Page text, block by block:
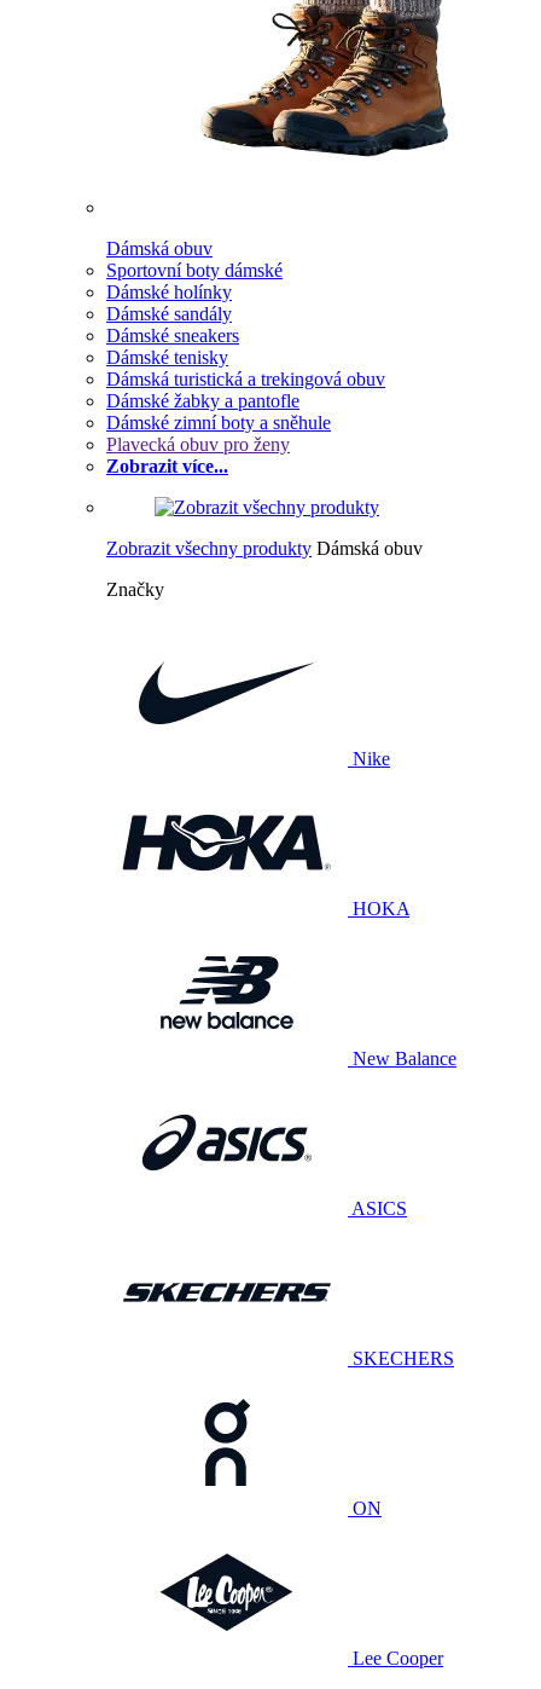
Dámská obuv
Sportovní boty dámské
Dámské holínky
Dámské sandály
Dámské sneakers
Dámské tenisky
Dámská turistická a trekingová obuv
Dámské žabky a pantofle
Dámské zimní boty a sněhule
Plavecká obuv pro ženy
Zobrazit více...
Zobrazit všechny produkty Dámská obuv
Značky
Nike
HOKA
New Balance
ASICS
SKECHERS
ON
Lee Cooper